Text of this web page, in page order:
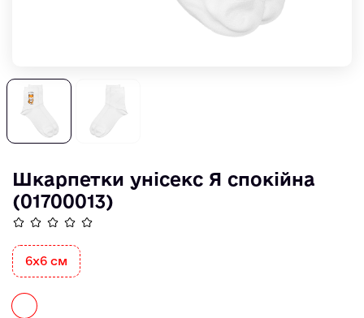
Шкарпетки унісекс Я спокiйна
(01700013)
6x6 см